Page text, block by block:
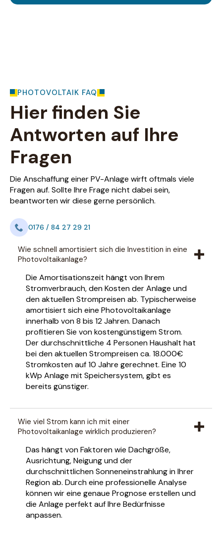
PHOTOVOLTAIK FAQ
Hier finden Sie
Antworten auf Ihre
Fragen
Die Anschaffung einer PV-Anlage wirft oftmals viele
Fragen auf. Sollte Ihre Frage nicht dabei sein,
beantworten wir diese gerne persönlich.
0176 / 84 27 29 21
Wie schnell amortisiert sich die Investition in eine
Photovoltaikanlage?
Die Amortisationszeit hängt von Ihrem
Stromverbrauch, den Kosten der Anlage und
den aktuellen Strompreisen ab. Typischerweise
amortisiert sich eine Photovoltaikanlage
innerhalb von 8 bis 12 Jahren. Danach
profitieren Sie von kostengünstigem Strom.
Der durchschnittliche 4 Personen Haushalt hat
bei den aktuellen Strompreisen ca. 18.000€
Stromkosten auf 10 Jahre gerechnet. Eine 10
kWp Anlage mit Speichersystem, gibt es
bereits günstiger.
Wie viel Strom kann ich mit einer
Photovoltaikanlage wirklich produzieren?
Das hängt von Faktoren wie Dachgröße,
Ausrichtung, Neigung und der
durchschnittlichen Sonneneinstrahlung in Ihrer
Region ab. Durch eine professionelle Analyse
können wir eine genaue Prognose erstellen und
die Anlage perfekt auf Ihre Bedürfnisse
anpassen.